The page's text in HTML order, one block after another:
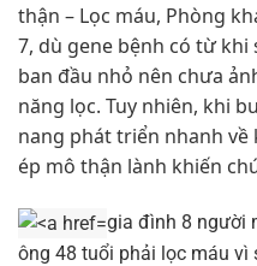
thận – Lọc máu, Phòng
7, dù gene bệnh có từ
ban đầu nhỏ nên chưa
năng lọc. Tuy nhiên, khi
nang phát triển nhanh về
ép mô thận lành khiến
gia đình 8 người
ông 48 tuổi phải lọc máu